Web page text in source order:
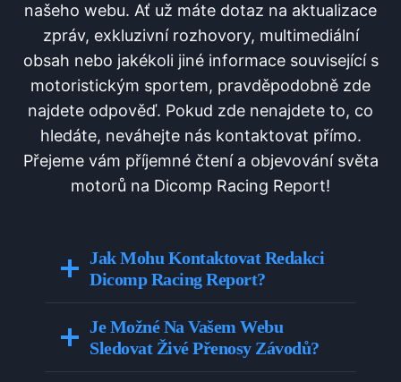
našeho webu. Ať už máte dotaz na aktualizace
zpráv, exkluzivní rozhovory, multimediální
obsah nebo jakékoli jiné informace související s
motoristickým sportem, pravděpodobně zde
najdete odpověď. Pokud zde nenajdete to, co
hledáte, neváhejte nás kontaktovat přímo.
Přejeme vám příjemné čtení a objevování světa
motorů na Dicomp Racing Report!
Jak Mohu Kontaktovat Redakci
Dicomp Racing Report?
Je Možné Na Vašem Webu
Sledovat Živé Přenosy Závodů?